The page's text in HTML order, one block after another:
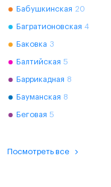
Бабушкинская 20
Багратионовская 4
Баковка 3
Балтийская 5
Баррикадная 8
Бауманская 8
Беговая 5
Посмотреть все